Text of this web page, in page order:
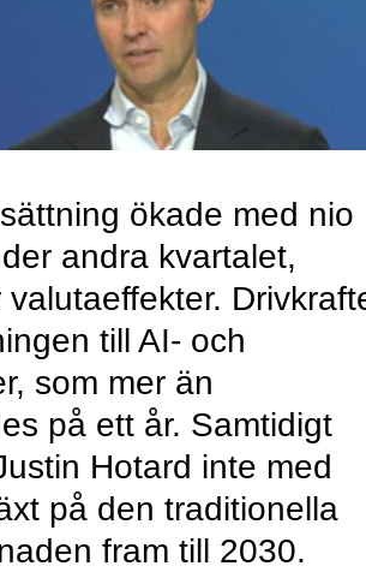
ökade med nio
andra kvartalet,
till AI- och
som mer än
på ett år. Samtidigt
Hotard inte med
på den traditionella
fram till 2030.